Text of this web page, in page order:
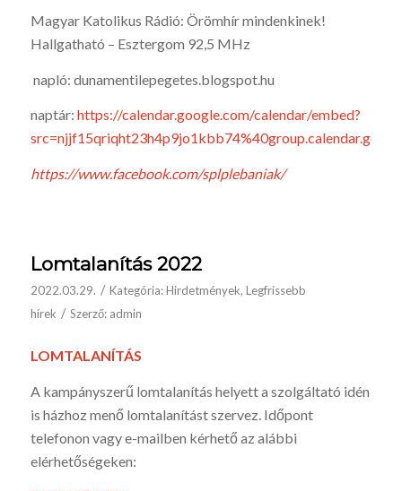
Magyar Katolikus Rádió: Örömhír mindenkinek!
Hallgatható – Esztergom 92,5 MHz
napló: dunamentilepegetes.blogspot.hu
naptár: https://calendar.google.com/calendar/embed?
https://www.facebook.com/splplebaniak/
Lomtalanítás 2022
2022.03.29. / Kategória:Hirdetmények, Legfrissebb
hírek / Szerző: admin
LOMTALANÍTÁS
A kampányszerű lomtalanítás helyett a szolgáltató idén
is házhoz menő lomtalanítást szervez. Időpont
telefonon vagy e-mailben kérhető az alábbi
elérhetőségeken: